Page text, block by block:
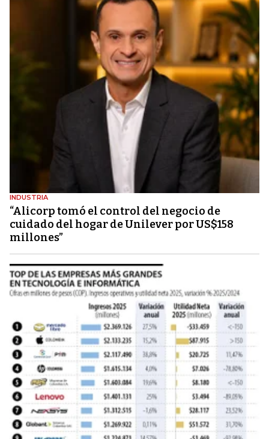
INDUSTRIA
“Alicorp tomó el control del negocio de
cuidado del hogar de Unilever por US$158
millones”